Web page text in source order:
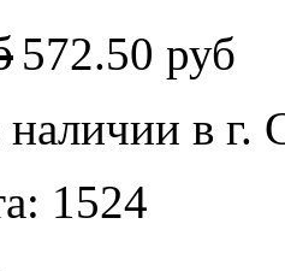
572.50 руб
наличии в г.
1524